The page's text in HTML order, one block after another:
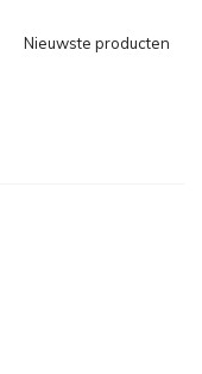
Nieuwste producten